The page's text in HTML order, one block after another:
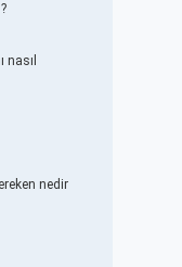
nasıl
nedir